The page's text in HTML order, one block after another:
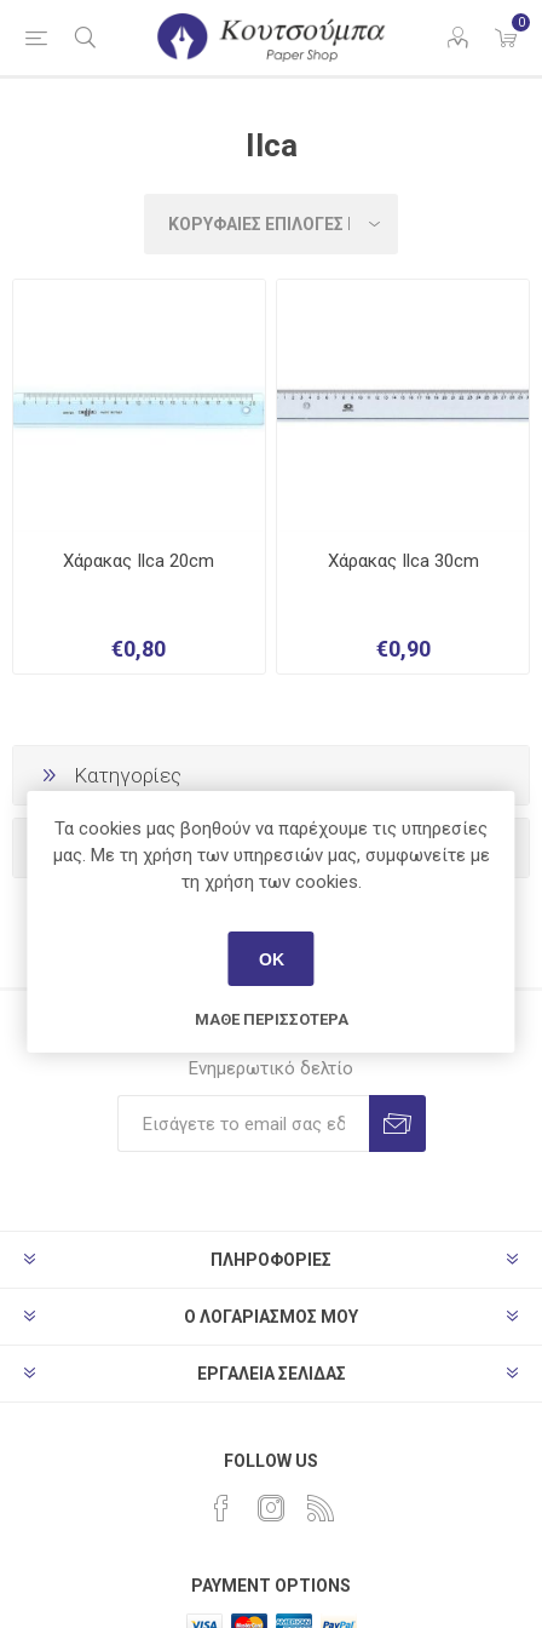
0
Ilca
Χάρακας Ilca 20cm
€0,80
Χάρακας Ilca 30cm
€0,90
Κατηγορίες
Κατασκευαστές
Ενημερωτικό δελτίο
ΠΛΗΡΟΦΟΡΊΕΣ
Ο ΛΟΓΑΡΙΑΣΜΌΣ ΜΟΥ
ΕΡΓΑΛΕΊΑ ΣΕΛΊΔΑΣ
FOLLOW US
PAYMENT OPTIONS
Τα cookies μας βοηθούν να παρέχουμε τις υπηρεσίες
μας. Με τη χρήση των υπηρεσιών μας, συμφωνείτε με
τη χρήση των cookies.
ΟΚ
ΜΆΘΕ ΠΕΡΙΣΣΌΤΕΡΑ